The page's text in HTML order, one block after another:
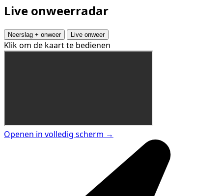
Live onweerradar
Neerslag + onweer Live onweer
Klik om de kaart te bedienen
Openen in volledig scherm →